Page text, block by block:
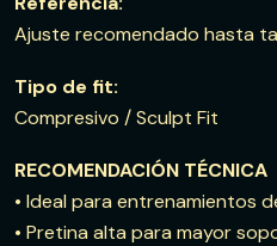
Ajuste recomendado hasta
Tipo de fit:
Compresivo / Sculpt Fit
RECOMENDACIÓN TÉCNICA
• Ideal para entrenamientos
• Pretina alta para mayor